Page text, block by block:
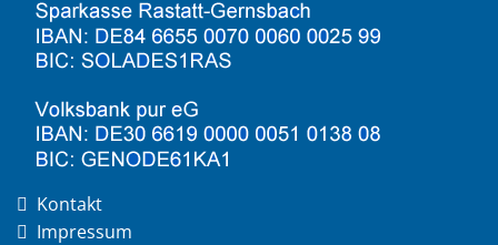
Kontakt
Impressum